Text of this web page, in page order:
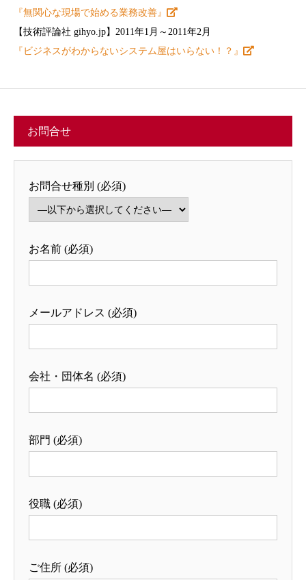
『無関心な現場で始める業務改善』
【技術評論社 gihyo.jp】2011年1月～2011年2月
『ビジネスがわからないシステム屋はいらない！？』
お問合せ
お問合せ種別 (必須)
お名前 (必須)
メールアドレス (必須)
会社・団体名 (必須)
部門 (必須)
役職 (必須)
ご住所 (必須)